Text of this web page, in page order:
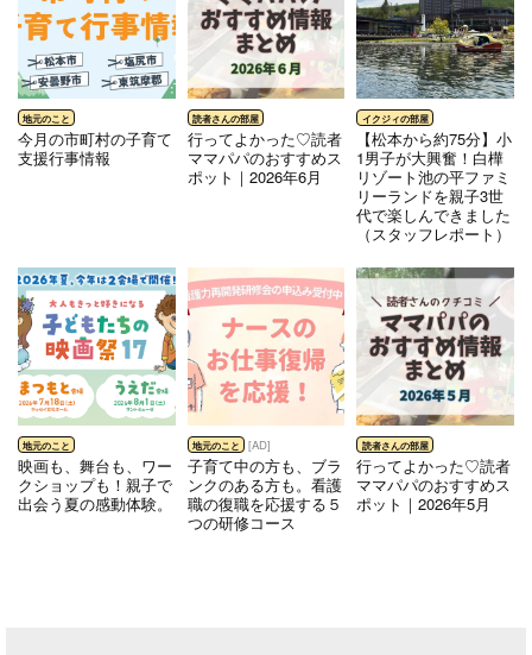
今月の市町村の子育て
支援行事情報
行ってよかった♡読者
ママパパのおすすめス
ポット｜2026年6月
【松本から約75分】小
1男子が大興奮！白樺
リゾート池の平ファミ
リーランドを親子3世
代で楽しんできました
（スタッフレポート）
映画も、舞台も、ワー
クショップも！親子で
出会う夏の感動体験。
子育て中の方も、ブラ
ンクのある方も。看護
職の復職を応援する５
つの研修コース
行ってよかった♡読者
ママパパのおすすめス
ポット｜2026年5月